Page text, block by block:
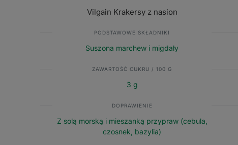
Vilgain Krakersy z nasion
PODSTAWOWE SKŁADNIKI
Suszona marchew i migdały
ZAWARTOŚĆ CUKRU / 100 G
3 g
DOPRAWIENIE
Z solą morską i mieszanką przypraw (cebula,
czosnek, bazylia)